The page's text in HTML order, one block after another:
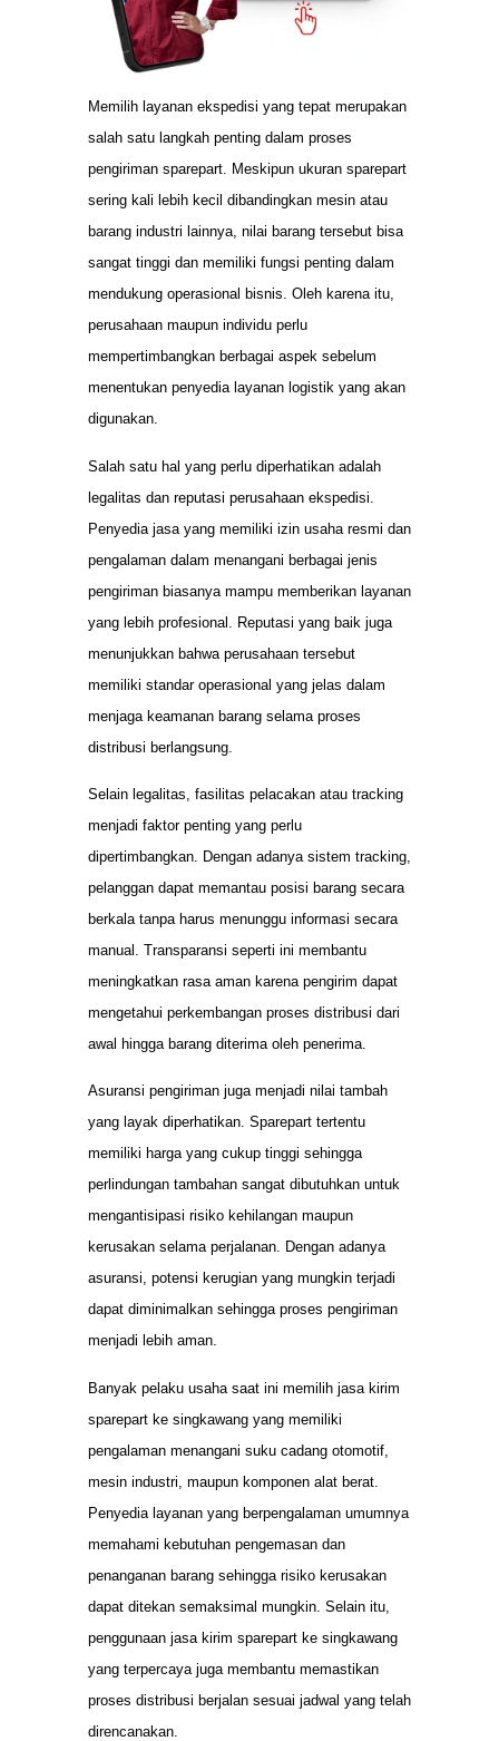
Memilih layanan ekspedisi yang tepat merupakan
salah satu langkah penting dalam proses
pengiriman sparepart. Meskipun ukuran sparepart
sering kali lebih kecil dibandingkan mesin atau
barang industri lainnya, nilai barang tersebut bisa
sangat tinggi dan memiliki fungsi penting dalam
mendukung operasional bisnis. Oleh karena itu,
perusahaan maupun individu perlu
mempertimbangkan berbagai aspek sebelum
menentukan penyedia layanan logistik yang akan
digunakan.
Salah satu hal yang perlu diperhatikan adalah
legalitas dan reputasi perusahaan ekspedisi.
Penyedia jasa yang memiliki izin usaha resmi dan
pengalaman dalam menangani berbagai jenis
pengiriman biasanya mampu memberikan layanan
yang lebih profesional. Reputasi yang baik juga
menunjukkan bahwa perusahaan tersebut
memiliki standar operasional yang jelas dalam
menjaga keamanan barang selama proses
distribusi berlangsung.
Selain legalitas, fasilitas pelacakan atau tracking
menjadi faktor penting yang perlu
dipertimbangkan. Dengan adanya sistem tracking,
pelanggan dapat memantau posisi barang secara
berkala tanpa harus menunggu informasi secara
manual. Transparansi seperti ini membantu
meningkatkan rasa aman karena pengirim dapat
mengetahui perkembangan proses distribusi dari
awal hingga barang diterima oleh penerima.
Asuransi pengiriman juga menjadi nilai tambah
yang layak diperhatikan. Sparepart tertentu
memiliki harga yang cukup tinggi sehingga
perlindungan tambahan sangat dibutuhkan untuk
mengantisipasi risiko kehilangan maupun
kerusakan selama perjalanan. Dengan adanya
asuransi, potensi kerugian yang mungkin terjadi
dapat diminimalkan sehingga proses pengiriman
menjadi lebih aman.
Banyak pelaku usaha saat ini memilih jasa kirim
sparepart ke singkawang yang memiliki
pengalaman menangani suku cadang otomotif,
mesin industri, maupun komponen alat berat.
Penyedia layanan yang berpengalaman umumnya
memahami kebutuhan pengemasan dan
penanganan barang sehingga risiko kerusakan
dapat ditekan semaksimal mungkin. Selain itu,
penggunaan jasa kirim sparepart ke singkawang
yang terpercaya juga membantu memastikan
proses distribusi berjalan sesuai jadwal yang telah
direncanakan.